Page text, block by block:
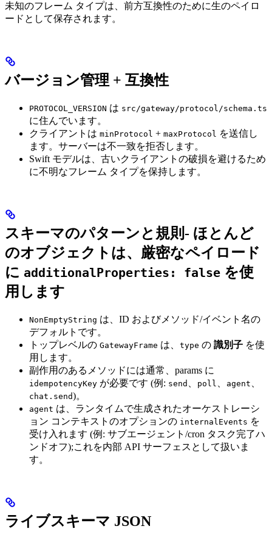
未知のフレーム タイプは、前方互換性のために生のペイロ
ードとして保存されます。
バージョン管理 + 互換性
PROTOCOL_VERSION は src/gateway/protocol/schema.ts
に住んでいます。
クライアントは minProtocol + maxProtocol を送信し
ます。サーバーは不一致を拒否します。
Swift モデルは、古いクライアントの破損を避けるため
に不明なフレーム タイプを保持します。
スキーマのパターンと規則- ほとんど
のオブジェクトは、厳密なペイロード
に additionalProperties: false を使
用します
NonEmptyString は、ID およびメソッド/イベント名の
デフォルトです。
トップレベルの GatewayFrame は、 type の 識別子 を使
用します。
副作用のあるメソッドには通常、params に
idempotencyKey が必要です (例: send poll agent
chat.send)。
agent は、ランタイムで生成されたオーケストレーシ
ョン コンテキストのオプションの internalEvents を
受け入れます (例: サブエージェント/cron タスク完了ハ
ンドオフ);これを内部 API サーフェスとして扱いま
す。
ライブスキーマ JSON